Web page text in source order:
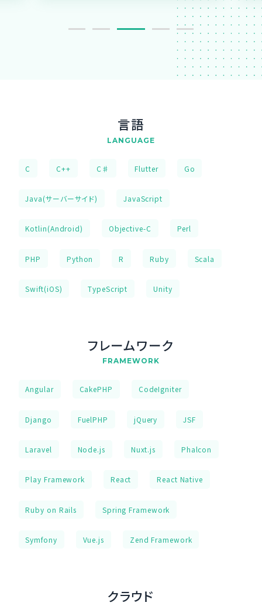
言語
LANGUAGE
C C++ C♯ Flutter Go
Java(サーバーサイド) JavaScript
Kotlin(Android) Objective-C Perl
PHP Python R Ruby Scala
Swift(iOS) TypeScript Unity
フレームワーク
FRAMEWORK
Angular CakePHP CodeIgniter
Django FuelPHP jQuery JSF
Laravel Node.js Nuxt.js Phalcon
Play Framework React React Native
Ruby on Rails Spring Framework
Symfony Vue.js Zend Framework
クラウド